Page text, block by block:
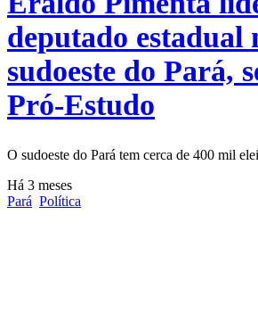
deputado estadual
sudoeste do Pará,
Pró-Estudo
O sudoeste do Pará tem cerca de 400 mil
Há 3 meses
Pará Política